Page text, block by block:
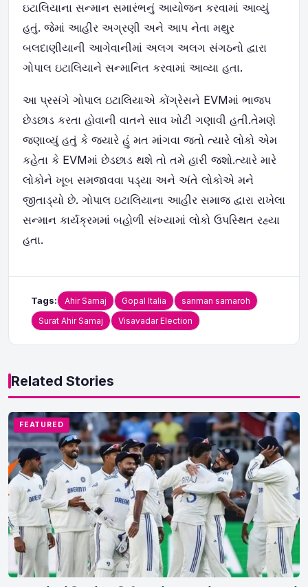
ઇટાલિયાના સન્માન સમારંભનું આયોજન કરવામાં આવ્યું
હતું. જેમાં આહીર અગ્રણી અને આપ નેતા મથુર
બલદાણીયાની આગેવાનીમાં અલગ અલગ સંગઠનો દ્વારા
ગોપાલ ઇટાલિયાને સન્માનિત કરવામાં આવ્યા હતા.
આ પ્રસંગે ગોપાલ ઇટાલિયાએ કોંગ્રેસને EVMમાં ભાજપ
છેડછાડ કરતા હોવાની વાતને સાવ ખોટી ગણાવી હતી.તેમણે
જણાવ્યું હતું કે જ્યારે હું મત માંગવા જતો ત્યારે લોકો એમ
કહેતા કે EVMમાં છેડછાડ થશે તો તમે હારી જશો.ત્યારે મારે
લોકોને ખૂબ સમજાવવા પડ્યા અને અંતે લોકોએ મને
જીતાડ્યો છે. ગોપાલ ઇટાલિયાના આહીર સમાજ દ્વારા રાખેલા
સન્માન કાર્યક્રમમાં બહોળી સંખ્યામાં લોકો ઉપસ્થિત રહ્યા
હતા.
Tags: Ahir Samaj Gopal Italia
sanman samaroh
Surat Ahir Samaj
Visavadar Election
Related Stories
FEATURED